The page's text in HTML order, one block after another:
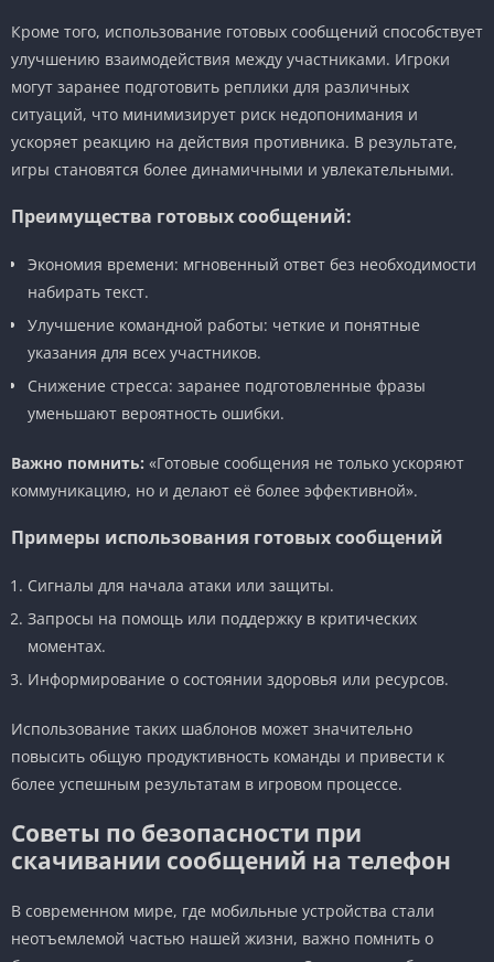
Кроме того, использование готовых сообщений способствует
улучшению взаимодействия между участниками. Игроки
могут заранее подготовить реплики для различных
ситуаций, что минимизирует риск недопонимания и
ускоряет реакцию на действия противника. В результате,
игры становятся более динамичными и увлекательными.
Преимущества готовых сообщений:
Экономия времени: мгновенный ответ без необходимости
набирать текст.
Улучшение командной работы: четкие и понятные
указания для всех участников.
Снижение стресса: заранее подготовленные фразы
уменьшают вероятность ошибки.
Важно помнить: «Готовые сообщения не только ускоряют
коммуникацию, но и делают её более эффективной».
Примеры использования готовых сообщений
Сигналы для начала атаки или защиты.
Запросы на помощь или поддержку в критических
моментах.
Информирование о состоянии здоровья или ресурсов.
Использование таких шаблонов может значительно
повысить общую продуктивность команды и привести к
более успешным результатам в игровом процессе.
Советы по безопасности при
скачивании сообщений на телефон
В современном мире, где мобильные устройства стали
неотъемлемой частью нашей жизни, важно помнить о